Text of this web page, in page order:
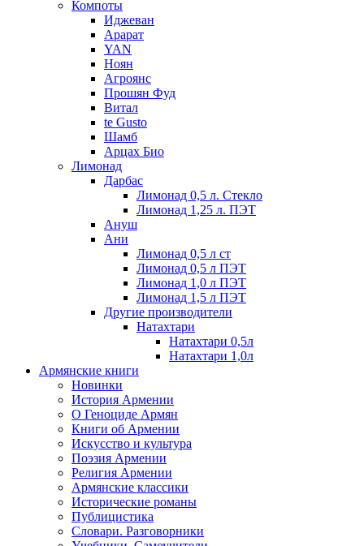
Компоты
Иджеван
Арарат
YAN
Ноян
Агроянс
Прошян Фуд
Витал
te Gusto
Шамб
Арцах Био
Лимонад
Дарбас
Лимонад 0,5 л. Стекло
Лимонад 1,25 л. ПЭТ
Ануш
Ани
Лимонад 0,5 л ст
Лимонад 0,5 л ПЭТ
Лимонад 1,0 л ПЭТ
Лимонад 1,5 л ПЭТ
Другие производители
Натахтари
Натахтари 0,5л
Натахтари 1,0л
Армянские книги
Новинки
История Армении
О Геноциде Армян
Книги об Армении
Иcкусство и культура
Поэзия Армении
Религия Армении
Армянские классики
Исторические романы
Публицистика
Словари. Разговорники